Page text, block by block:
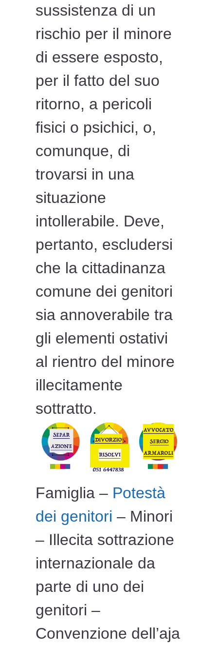
sussistenza di un
rischio per il minore
di essere esposto,
per il fatto del suo
ritorno, a pericoli
fisici o psichici, o,
comunque, di
trovarsi in una
situazione
intollerabile. Deve,
pertanto, escludersi
che la cittadinanza
comune dei genitori
sia annoverabile tra
gli elementi ostativi
al rientro del minore
illecitamente
sottratto.
Famiglia – Potestà
dei genitori – Minori
– Illecita sottrazione
internazionale da
parte di uno dei
genitori –
Convenzione dell’aja